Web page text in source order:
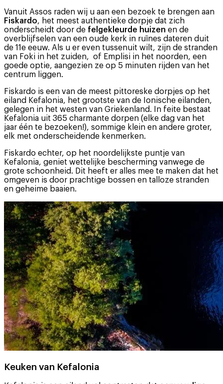
Vanuit Assos raden wij u aan een bezoek te brengen aan
Fiskardo, het meest authentieke dorpje dat zich
onderscheidt door de felgekleurde huizen en de
overblijfselen van een oude kerk in ruïnes dateren duit
de 11e eeuw. Als u er even tussenuit wilt, zijn de stranden
van Foki in het zuiden, of Emplisi in het noorden, een
goede optie, aangezien ze op 5 minuten rijden van het
centrum liggen.
Fiskardo is een van de meest pittoreske dorpjes op het
eiland Kefalonia, het grootste van de Ionische eilanden,
gelegen in het westen van Griekenland. In feite bestaat
Kefalonia uit 365 charmante dorpen (elke dag van het
jaar één te bezoeken!), sommige klein en andere groter,
elk met onderscheidende kenmerken.
Fiskardo echter, op het noordelijkste puntje van
Kefalonia, geniet wettelijke bescherming vanwege de
grote schoonheid. Dit heeft er alles mee te maken dat het
omgeven is door prachtige bossen en talloze stranden
en geheime baaien.
Keuken van Kefalonia